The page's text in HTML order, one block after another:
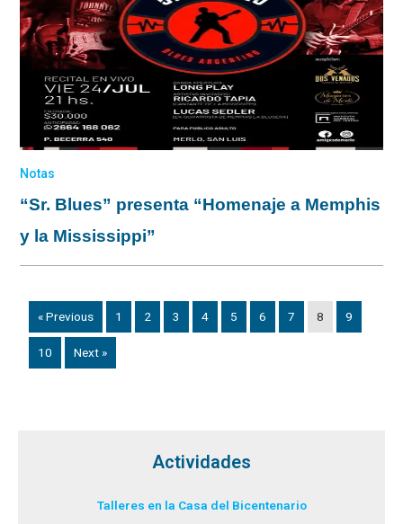
Notas
“Sr. Blues” presenta “Homenaje a Memphis
y la Mississippi”
« Previous 1 2 3 4 5 6 7 8 9
10 Next »
Actividades
Talleres en la Casa del Bicentenario